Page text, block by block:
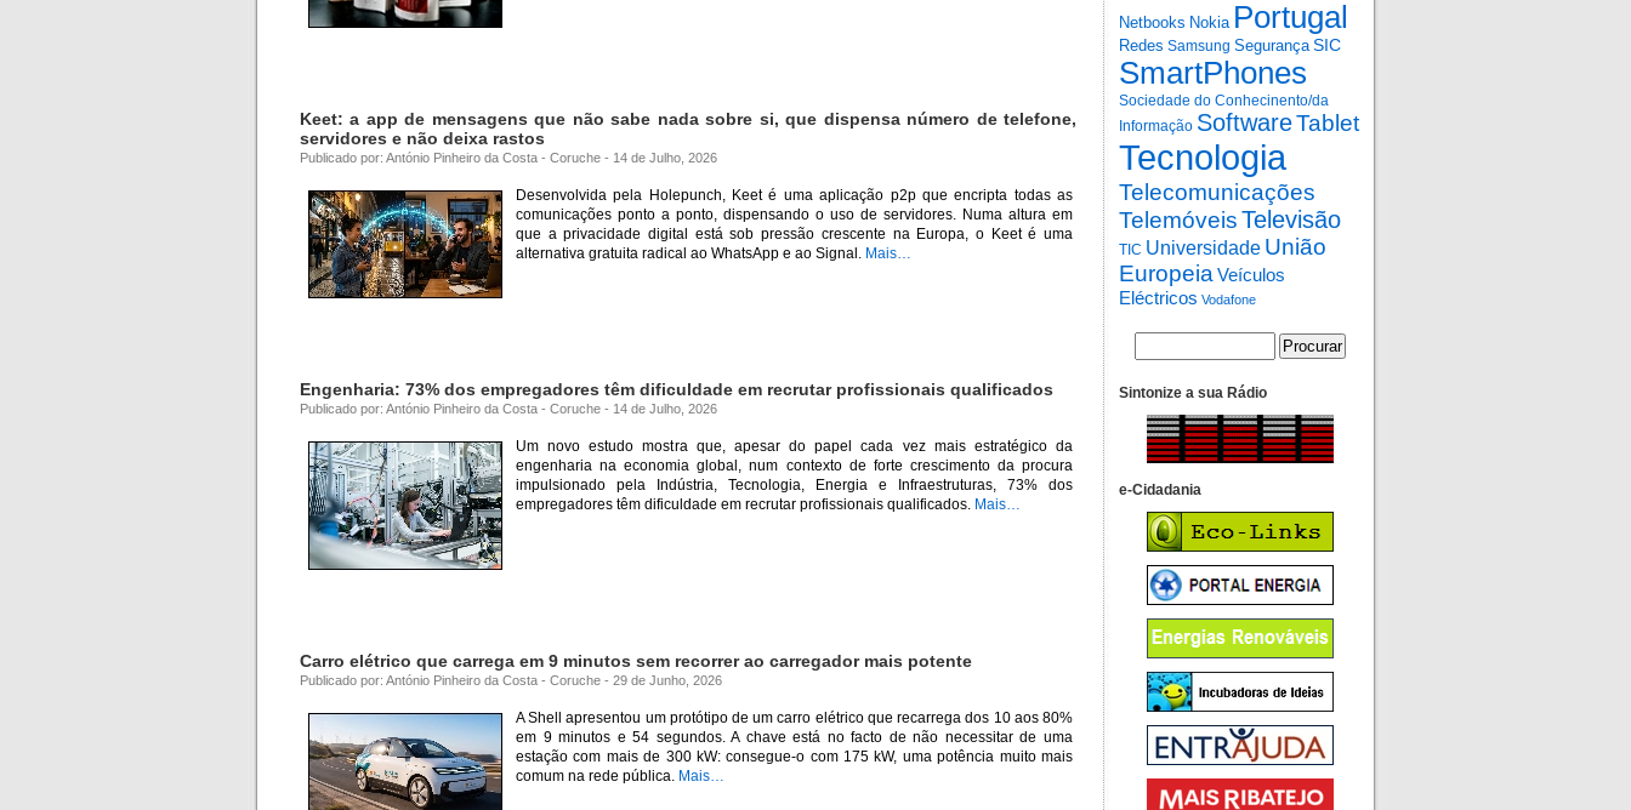
Keet: a app de mensagens que não sabe nada sobre si, que dispensa número de telefone,
servidores e não deixa rastos
Publicado por: António Pinheiro da Costa - Coruche - 14 de Julho, 2026
Desenvolvida pela Holepunch, Keet é uma aplicação p2p que encripta todas as
comunicações ponto a ponto, dispensando o uso de servidores. Numa altura em
que a privacidade digital está sob pressão crescente na Europa, o Keet é uma
alternativa gratuita radical ao WhatsApp e ao Signal. Mais…
Engenharia: 73% dos empregadores têm dificuldade em recrutar profissionais qualificados
Publicado por: António Pinheiro da Costa - Coruche - 14 de Julho, 2026
Um novo estudo mostra que, apesar do papel cada vez mais estratégico da
engenharia na economia global, num contexto de forte crescimento da procura
impulsionado pela Indústria, Tecnologia, Energia e Infraestruturas, 73% dos
empregadores têm dificuldade em recrutar profissionais qualificados. Mais…
Carro elétrico que carrega em 9 minutos sem recorrer ao carregador mais potente
Publicado por: António Pinheiro da Costa - Coruche - 29 de Junho, 2026
A Shell apresentou um protótipo de um carro elétrico que recarrega dos 10 aos 80%
em 9 minutos e 54 segundos. A chave está no facto de não necessitar de uma
estação com mais de 300 kW: consegue-o com 175 kW, uma potência muito mais
comum na rede pública. Mais…
Netbooks Nokia Portugal
Redes Samsung Segurança SIC
SmartPhones
Sociedade do Conhecinento/da
Informação SoftwareTablet
Tecnologia
Telecomunicações
TelemóveisTelevisão
TIC Universidade União
Europeia Veículos
Eléctricos Vodafone
Sintonize a sua Rádio
e-Cidadania